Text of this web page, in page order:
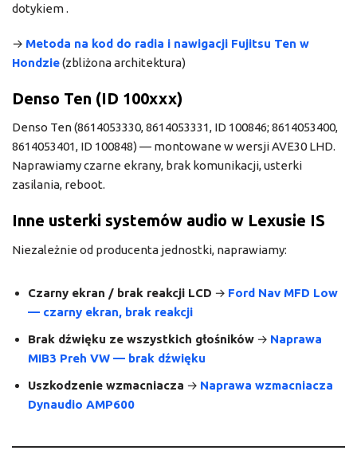
dotykiem .
→ Metoda na kod do radia i nawigacji Fujitsu Ten w
Hondzie(zbliżona architektura)
Denso Ten (ID 100xxx)
Denso Ten (8614053330, 8614053331, ID 100846; 8614053400,
8614053401, ID 100848) — montowane w wersji AVE30 LHD.
Naprawiamy czarne ekrany, brak komunikacji, usterki
zasilania, reboot.
Inne usterki systemów audio w Lexusie IS
Niezależnie od producenta jednostki, naprawiamy:
Czarny ekran / brak reakcji LCD → Ford Nav MFD Low
— czarny ekran, brak reakcji
Brak dźwięku ze wszystkich głośników → Naprawa
MIB3 Preh VW — brak dźwięku
Uszkodzenie wzmacniacza → Naprawa wzmacniacza
Dynaudio AMP600